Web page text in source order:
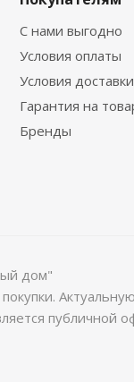
С нами выгодно
Условия оплаты
Условия доставки
Гарантия на
Бренды
дом"
публичной